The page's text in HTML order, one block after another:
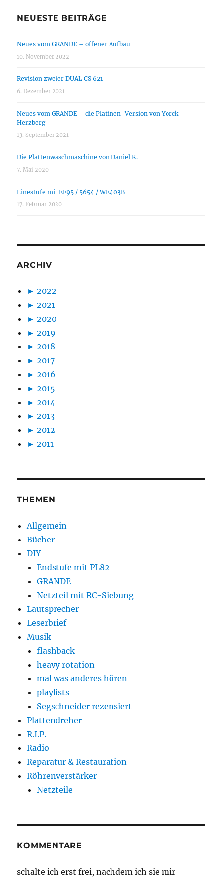
NEUESTE BEITRÄGE
Neues vom GRANDE – offener Aufbau
10. November 2022
Revision zweier DUAL CS 621
6. Dezember 2021
Neues vom GRANDE – die Platinen-Version von Yorck
Herzberg
13. September 2021
Die Plattenwaschmaschine von Daniel K.
7. Mai 2020
Linestufe mit EF95 / 5654 / WE403B
17. Februar 2020
ARCHIV
►2022
►2021
►2020
►2019
►2018
►2017
►2016
►2015
►2014
►2013
►2012
►2011
THEMEN
Allgemein
Bücher
DIY
Endstufe mit PL82
GRANDE
Netzteil mit RC-Siebung
Lautsprecher
Leserbrief
Musik
flashback
heavy rotation
mal was anderes hören
playlists
Segschneider rezensiert
Plattendreher
R.I.P.
Radio
Reparatur & Restauration
Röhrenverstärker
Netzteile
KOMMENTARE
schalte ich erst frei, nachdem ich sie mir